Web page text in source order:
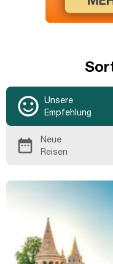
Unsere
Empfehlung
date_range
Neue
Reisen